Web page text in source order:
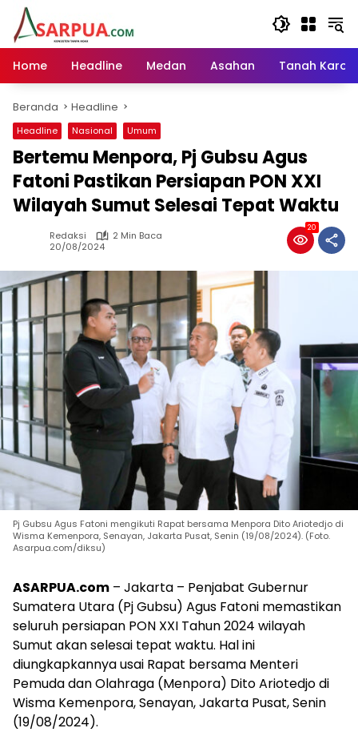
Langsung
konten
Home
Headline Medan Asahan Tanah Karo
Beranda Headline
Headline Nasional Umum
Bertemu Menpora, Pj Gubsu Agus
Fatoni Pastikan Persiapan PON XXI
Wilayah Sumut Selesai Tepat Waktu
Redaksi
2 Min Baca
20/08/2024
20
Pj Gubsu Agus Fatoni mengikuti Rapat bersama Menpora Dito Ariotedjo di
Wisma Kemenpora, Senayan, Jakarta Pusat, Senin (19/08/2024). (Foto.
Asarpua.com/diksu)
ASARPUA.com – Jakarta – Penjabat Gubernur
Sumatera Utara (Pj Gubsu) Agus Fatoni memastikan
seluruh persiapan PON XXI Tahun 2024 wilayah
Sumut akan selesai tepat waktu. Hal ini
diungkapkannya usai Rapat bersama Menteri
Pemuda dan Olahraga (Menpora) Dito Ariotedjo di
Wisma Kemenpora, Senayan, Jakarta Pusat, Senin
(19/08/2024).